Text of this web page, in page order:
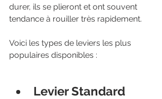
durer, ils se plieront et ont souvent
tendance à rouiller très rapidement.
Voici les types de leviers les plus
populaires disponibles :
Levier Standard